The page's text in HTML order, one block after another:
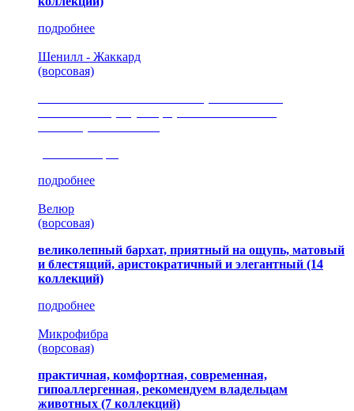
подробнее
Шенилл - Жаккард
(ворсовая)
подробнее
Велюр
(ворсовая)
великолепный бархат, приятный на ощупь, матовый
и блестящий, аристократичный и элегантный (14
коллекций)
подробнее
Микрофибра
(ворсовая)
практичная, комфортная, современная,
гипоаллергенная, рекомендуем владельцам
животных (7 коллекций)